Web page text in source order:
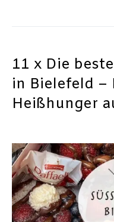
11 x Die
in Bielefeld –
Heißhunger